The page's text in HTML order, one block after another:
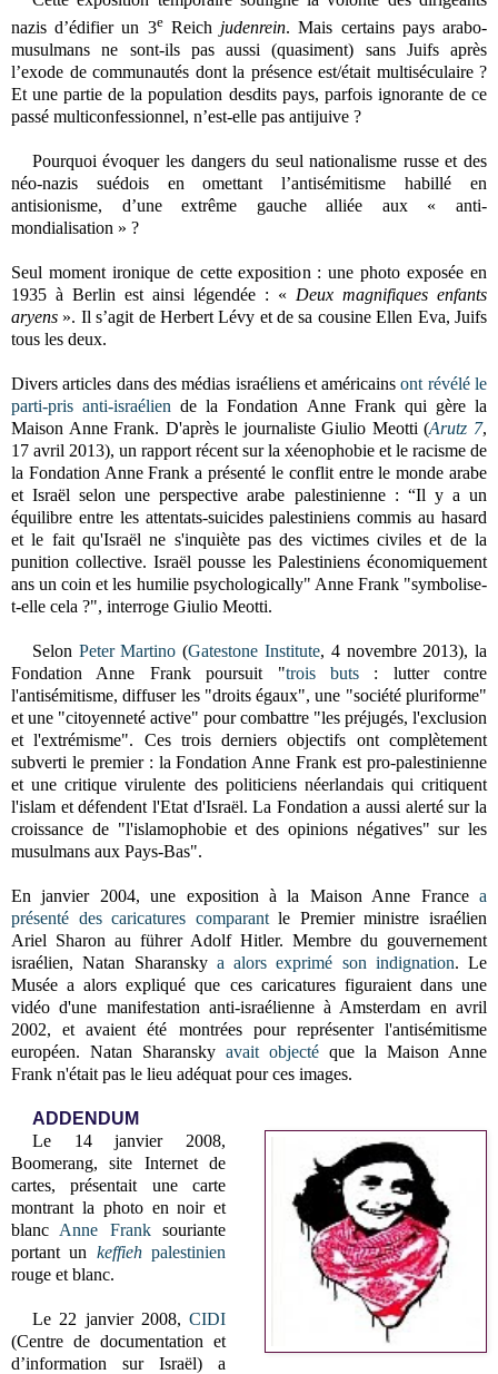
nazis d’édifier un 3eReich judenrein. Mais certains pays arabo-
musulmans ne sont-ils pas aussi (quasiment) sans Juifs après
l’exode de communautés dont la présence est/était multiséculaire ?
Et une partie de la population desdits pays, parfois ignorante de ce
passé multiconfessionnel, n’est-elle pas antijuive ?
Pourquoi évoquer les dangers du seul nationalisme russe et des
néo-nazis suédois en omettant l’antisémitisme habillé en
antisionisme, d’une extrême gauche alliée aux « anti-
mondialisation » ?
Seul moment ironique de cette exposition : une photo exposée en
1935 à Berlin est ainsi légendée : « Deux magnifiques enfants
aryens ». Il s’agit de Herbert Lévy et de sa cousine Ellen Eva, Juifs
tous les deux.
Divers articles dans des médias israéliens et américainsont révélé le
parti-pris anti-israélien de la Fondation Anne Frank qui gère la
Maison Anne Frank. D'après le journaliste Giulio Meotti (Arutz 7,
17 avril 2013), un rapport récent sur la xéenophobie et le racisme de
la Fondation Anne Frank a présenté le conflit entre le monde arabe
et Israël selon une perspective arabe palestinienne : “Il y a un
équilibre entre les attentats-suicides palestiniens commis au hasard
et le fait qu'Israël ne s'inquiète pas des victimes civiles et de la
punition collective. Israël pousse les Palestiniens économiquement
ans un coin et les humilie psychologically" Anne Frank "symbolise-
t-elle cela ?", interroge Giulio Meotti.
Selon Peter Martino (Gatestone Institute, 4 novembre 2013), la
Fondation Anne Frank poursuit "trois buts: lutter contre
l'antisémitisme, diffuser les "droits égaux", une "société pluriforme"
et une "citoyenneté active" pour combattre "les préjugés, l'exclusion
et l'extrémisme". Ces trois derniers objectifs ont complètement
subverti le premier : la Fondation Anne Frank est pro-palestinienne
et une critique virulente des politiciens néerlandais qui critiquent
l'islam et défendent l'Etat d'Israël. La Fondation a aussi alerté sur la
croissance de "l'islamophobie et des opinions négatives" sur les
musulmans aux Pays-Bas".
En janvier 2004, une exposition à la Maison Anne France a
présenté des caricatures comparantle Premier ministre israélien
Ariel Sharon au führer Adolf Hitler. Membre du gouvernement
israélien, Natan Sharansky a alors exprimé son indignation. Le
Musée a alors expliqué que ces caricatures figuraient dans une
vidéo d'une manifestation anti-israélienne à Amsterdam en avril
2002, et avaient été montrées pour représenter l'antisémitisme
européen. Natan Sharansky avait objecté que la Maison Anne
Frank n'était pas le lieu adéquat pour ces images.
ADDENDUM
Le 14 janvier 2008,
Boomerang, site Internet de
cartes, présentait une carte
montrant la photo en noir et
blanc Anne Franksouriante
portant un keffiehpalestinien
rouge et blanc.
Le 22 janvier 2008,CIDI
(Centre de documentation et
d’information sur Israël) a